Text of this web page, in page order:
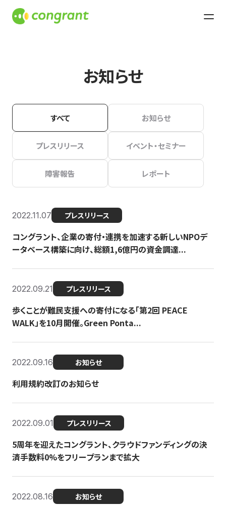
お知らせ
すべて お知らせ
プレスリリース イベント・セミナー
障害報告 レポート
2022.11.07 プレスリリース
コングラント、企業の寄付・連携を加速する新しいNPOデ
ータベース構築に向け、総額1,6億円の資金調達...
2022.09.21 プレスリリース
歩くことが難民支援への寄付になる「第2回 PEACE
WALK」を10月開催。Green Ponta...
2022.09.16 お知らせ
利用規約改訂のお知らせ
2022.09.01 プレスリリース
5周年を迎えたコングラント、クラウドファンディングの決
済手数料0%をフリープランまで拡大
2022.08.16 お知らせ